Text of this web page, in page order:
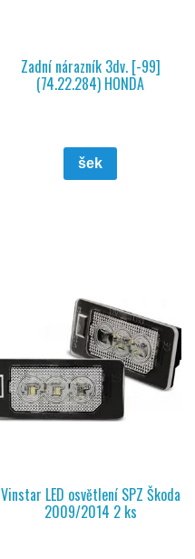
Zadní nárazník 3dv. [-99]
(74.22.284) HONDA
šek
Vinstar LED osvětlení SPZ Škoda
2009/2014 2 ks